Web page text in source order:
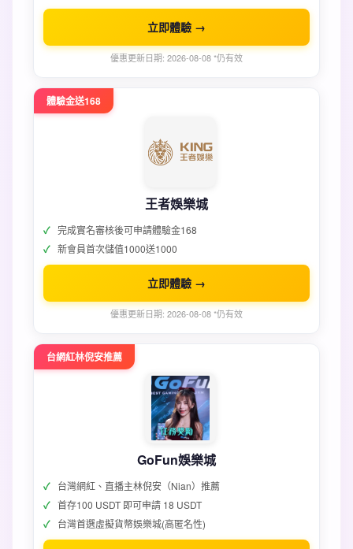
立即體驗 →
優惠更新日期: 2026-08-08 *仍有效
體驗金送168
王者娛樂城
完成實名審核後可申請體驗金168
新會員首次儲值1000送1000
立即體驗 →
優惠更新日期: 2026-08-08 *仍有效
台網紅林倪安推薦
GoFun娛樂城
台灣網紅、直播主林倪安（Nian）推薦
首存100 USDT 即可申請 18 USDT
台灣首選虛擬貨幣娛樂城(高匿名性)